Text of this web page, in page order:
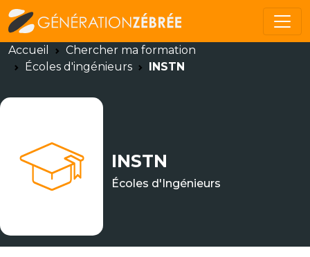
Accueil
Chercher ma formation
Écoles d'ingénieurs
INSTN
INSTN
Écoles d'Ingénieurs